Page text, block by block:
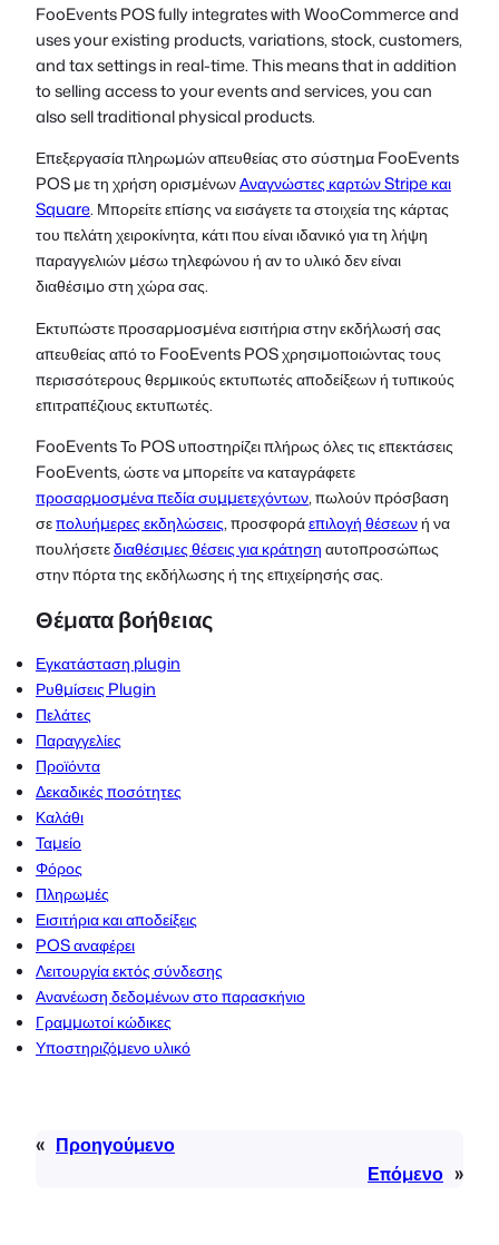
FooEvents POS fully integrates with WooCommerce and
uses your existing products, variations, stock, customers,
and tax settings in real-time. This means that in addition
to selling access to your events and services, you can
also sell traditional physical products.
Επεξεργασία πληρωμών απευθείας στο σύστημα FooEvents
POS με τη χρήση ορισμένωνΑναγνώστες καρτών Stripe και
Square. Μπορείτε επίσης να εισάγετε τα στοιχεία της κάρτας
του πελάτη χειροκίνητα, κάτι που είναι ιδανικό για τη λήψη
παραγγελιών μέσω τηλεφώνου ή αν το υλικό δεν είναι
διαθέσιμο στη χώρα σας.
Εκτυπώστε προσαρμοσμένα εισιτήρια στην εκδήλωσή σας
απευθείας από το FooEvents POS χρησιμοποιώντας τους
περισσότερους θερμικούς εκτυπωτές αποδείξεων ή τυπικούς
επιτραπέζιους εκτυπωτές.
FooEvents Το POS υποστηρίζει πλήρως όλες τις επεκτάσεις
FooEvents, ώστε να μπορείτε να καταγράφετε
προσαρμοσμένα πεδία συμμετεχόντων, πωλούν πρόσβαση
σεπολυήμερες εκδηλώσεις, προσφοράεπιλογή θέσεωνή να
πουλήσετεδιαθέσιμες θέσεις για κράτησηαυτοπροσώπως
στην πόρτα της εκδήλωσης ή της επιχείρησής σας.
Θέματα βοήθειας
Εγκατάσταση plugin
Ρυθμίσεις Plugin
Πελάτες
Παραγγελίες
Προϊόντα
Δεκαδικές ποσότητες
Καλάθι
Ταμείο
Φόρος
Πληρωμές
Εισιτήρια και αποδείξεις
POS αναφέρει
Λειτουργία εκτός σύνδεσης
Ανανέωση δεδομένων στο παρασκήνιο
Γραμμωτοί κώδικες
Υποστηριζόμενο υλικό
« Προηγούμενο
Επόμενο »